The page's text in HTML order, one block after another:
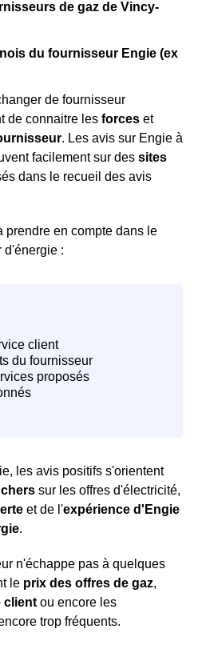
de gaz de Vincy-
du fournisseur Engie (ex
de fournisseur
de connaitre les forces et
. Les avis sur Engie à
facilement sur des sites
dans le recueil des avis
prendre en compte dans le
d'énergie :
les avis positifs s'orientent
sur les offres d'électricité,
et de l'expérience d'Engie
.
n'échappe pas à quelques
le prix des offres de gaz,
client ou encore les
trop fréquents.